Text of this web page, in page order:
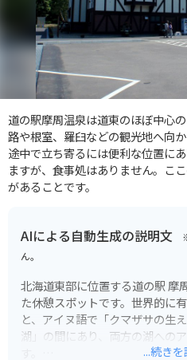
道の駅摩周温泉は道東のほぼ中心
路や根室、羅臼などの観光地へ向
途中で立ち寄るには便利な位置に
ますが、食事処はありません。こ
があることです。
AIによる自動生成の説明文
ん。
北海道東部に位置する道の駅 摩
た休憩スポットです。世界的に
と、アイヌ語で「クマザサの生
湖」の間にあり、両方の湖への
...続き